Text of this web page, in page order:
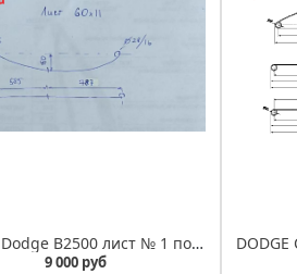
Рессора Dodge B2500 лист № 1 по эскизу заказчика
9 000 руб